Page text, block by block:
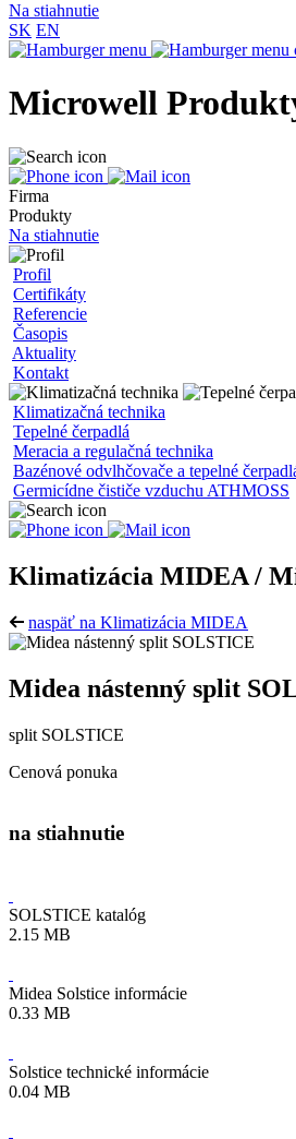
Na stiahnutie
SK EN
Microwell
Firma
Produkty
Na stiahnutie
Profil
Certifikáty
Referencie
Časopis
Aktuality
Kontakt
Klimatizačná technika
Tepelné čerpadlá
Meracia a regulačná technika
Bazénové odvlhčovače a tepelné
Germicídne čističe vzduchu ATHMOSS
Klimatizácia MIDEA /
naspäť na Klimatizácia MIDEA
Midea nástenný split
split SOLSTICE
Cenová ponuka
na stiahnutie
SOLSTICE katalóg
2.15 MB
Midea Solstice informácie
0.33 MB
Solstice technické informácie
0.04 MB